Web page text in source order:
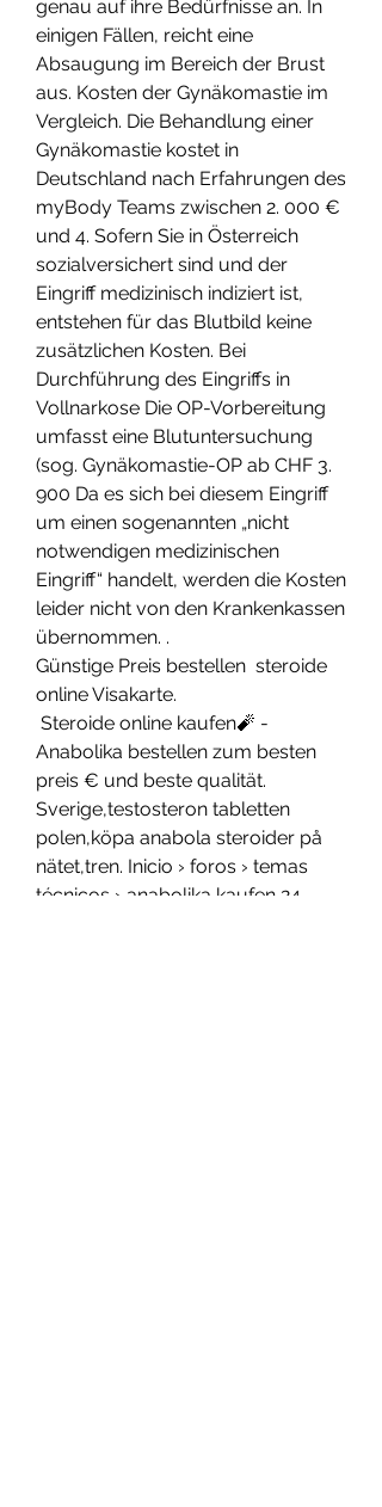
genau auf ihre Bedürfnisse an. In
einigen Fällen, reicht eine
Absaugung im Bereich der Brust
aus. Kosten der Gynäkomastie im
Vergleich. Die Behandlung einer
Gynäkomastie kostet in
Deutschland nach Erfahrungen des
myBody Teams zwischen 2. 000 €
und 4. Sofern Sie in Österreich
sozialversichert sind und der
Eingriff medizinisch indiziert ist,
entstehen für das Blutbild keine
zusätzlichen Kosten. Bei
Durchführung des Eingriffs in
Vollnarkose Die OP-Vorbereitung
umfasst eine Blutuntersuchung
(sog. Gynäkomastie-OP ab CHF 3.
900 Da es sich bei diesem Eingriff
um einen sogenannten „nicht
notwendigen medizinischen
Eingriff“ handelt, werden die Kosten
leider nicht von den Krankenkassen
übernommen. .
Günstige Preis bestellen  steroide
online Visakarte.
Anabolika bestellen zum besten
preis € und beste qualität.
Sverige,testosteron tabletten
polen,köpa anabola steroider på
nätet,tren. Inicio › foros › temas
técnicos › anabolika kaufen 24